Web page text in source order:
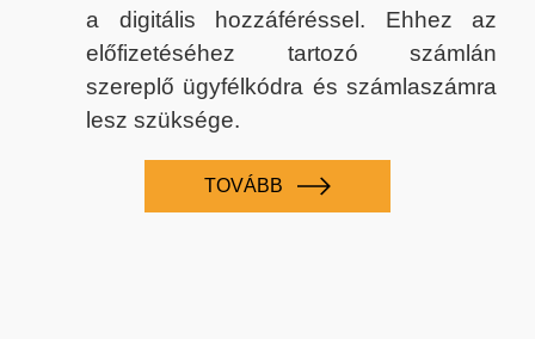
a digitális hozzáféréssel. Ehhez az
előfizetéséhez tartozó számlán
szereplő ügyfélkódra és számlaszámra
lesz szüksége.
TOVÁBB